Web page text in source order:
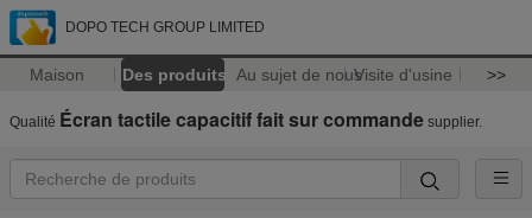
DOPO TECH GROUP LIMITED
Maison Des produits Au sujet de nousVisite d'usine >>
Qualité Écran tactile capacitif fait sur commande supplier.